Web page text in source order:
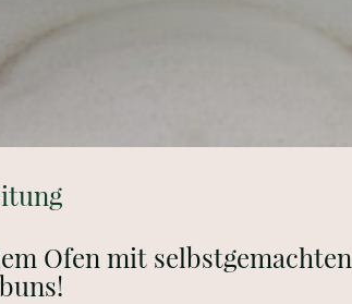
Ofen mit selbstgemachten